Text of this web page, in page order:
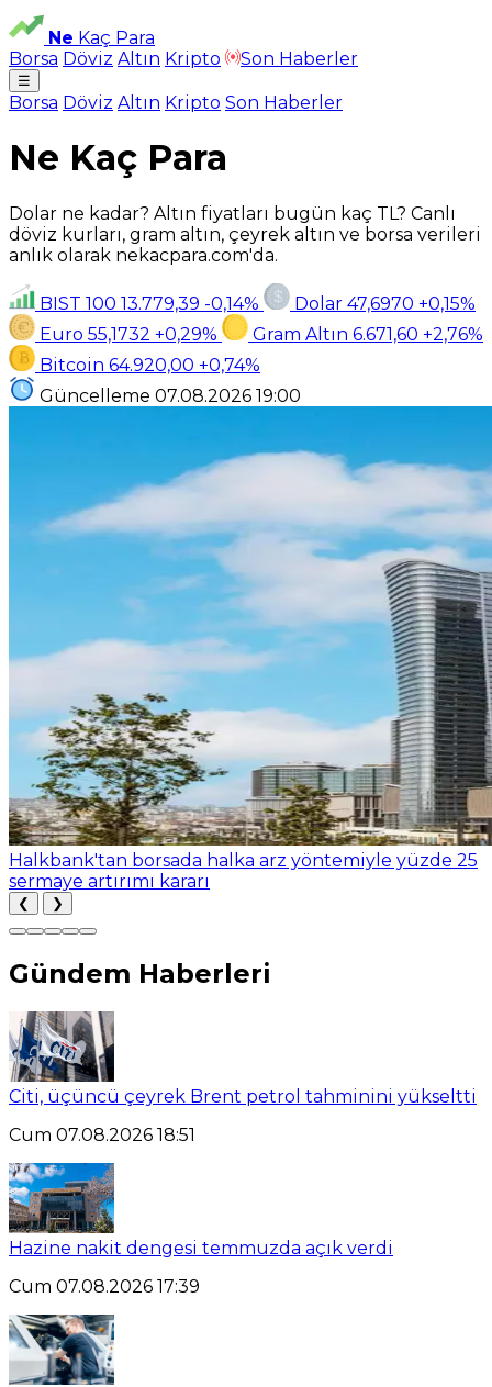
Ne Kaç Para
Borsa Döviz Altın Kripto Son Haberler
☰
Borsa Döviz Altın Kripto Son Haberler
Ne Kaç Para
Dolar ne kadar? Altın fiyatları bugün kaç TL? Canlı
döviz kurları, gram altın, çeyrek altın ve borsa verileri
anlık olarak nekacpara.com'da.
BIST 100 13.779,39 -0,14% Dolar 47,6970 +0,15%
Euro 55,1732 +0,29% Gram Altın 6.671,60 +2,76%
Bitcoin 64.920,00 +0,74%
Güncelleme 07.08.2026 19:00
Halkbank'tan borsada halka arz yöntemiyle yüzde 25
sermaye artırımı kararı
❮ ❯
Gündem Haberleri
Citi, üçüncü çeyrek Brent petrol tahminini yükseltti
Cum 07.08.2026 18:51
Hazine nakit dengesi temmuzda açık verdi
Cum 07.08.2026 17:39